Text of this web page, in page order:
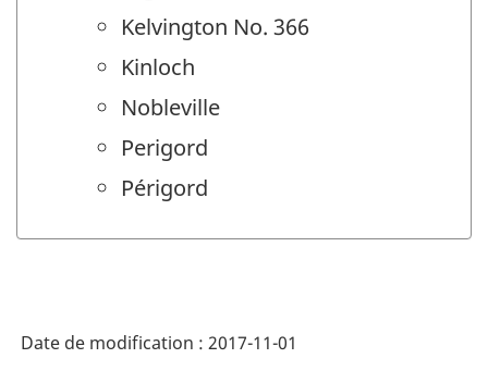
Kelvington No. 366
Kinloch
Nobleville
Perigord
Périgord
Date de modification : 2017-11-01